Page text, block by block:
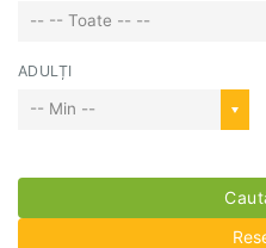
-- -- Toate -- --
ADULȚI
-- Min --